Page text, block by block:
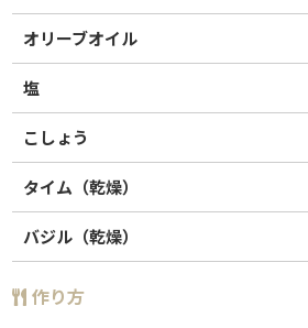
オリーブオイル
塩
こしょう
タイム（乾燥）
バジル（乾燥）
作り方